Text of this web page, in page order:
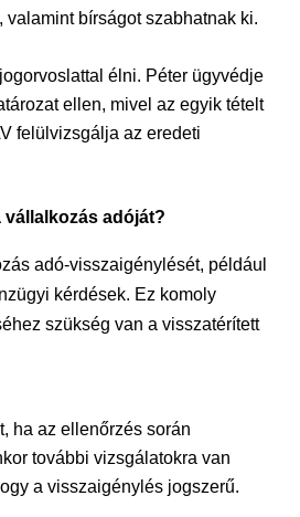
bírságot szabhatnak ki.
élni. Péter ügyvédje
ellen, mivel az egyik tételt
felülvizsgálja az eredeti
vállalkozás adóját?
adó-visszaigénylését, például
kérdések. Ez komoly
szükség van a visszatérített
ha az ellenőrzés során
további vizsgálatokra van
a visszaigénylés jogszerű.